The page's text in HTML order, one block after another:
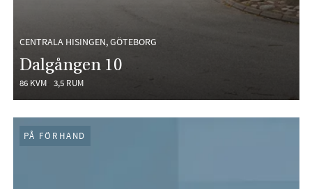
CENTRALA HISINGEN, GÖTEBORG
Dalgången 10
86 KVM 3,5 RUM
PÅ FÖRHAND